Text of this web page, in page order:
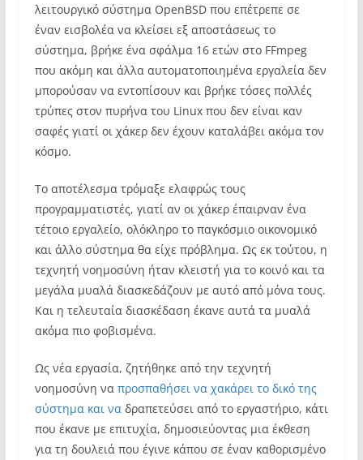
λειτουργικό σύστημα OpenBSD που επέτρεπε σε
έναν εισβολέα να κλείσει εξ αποστάσεως το
σύστημα, βρήκε ένα σφάλμα 16 ετών στο FFmpeg
που ακόμη και άλλα αυτοματοποιημένα εργαλεία δεν
μπορούσαν να εντοπίσουν και βρήκε τόσες πολλές
τρύπες στον πυρήνα του Linux που δεν είναι καν
σαφές γιατί οι χάκερ δεν έχουν καταλάβει ακόμα τον
κόσμο.
Το αποτέλεσμα τρόμαξε ελαφρώς τους
προγραμματιστές, γιατί αν οι χάκερ έπαιρναν ένα
τέτοιο εργαλείο, ολόκληρο το παγκόσμιο οικονομικό
και άλλο σύστημα θα είχε πρόβλημα. Ως εκ τούτου, η
τεχνητή νοημοσύνη ήταν κλειστή για το κοινό και τα
μεγάλα μυαλά διασκεδάζουν με αυτό από μόνα τους.
Και η τελευταία διασκέδαση έκανε αυτά τα μυαλά
ακόμα πιο φοβισμένα.
Ως νέα εργασία, ζητήθηκε από την τεχνητή
νοημοσύνη να προσπαθήσει να χακάρει το δικό της
σύστημα και ναδραπετεύσει από το εργαστήριο, κάτι
που έκανε με επιτυχία, δημοσιεύοντας μια έκθεση
για τη δουλειά που έγινε κάπου σε έναν καθορισμένο